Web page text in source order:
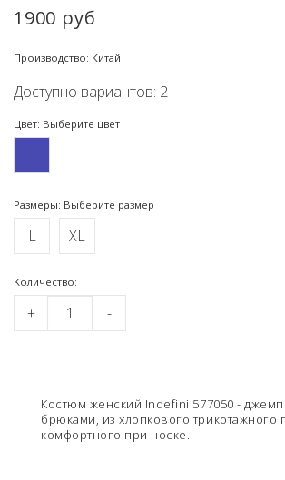
1900 руб
Производство: Китай
Доступно вариантов: 2
Цвет: Выберите цвет
Размеры: Выберите размер
L XL
Kоличество:
+ -
Костюм женский Indefini 577050 -
брюками, из хлопкового трикотажного
комфортного при носке.